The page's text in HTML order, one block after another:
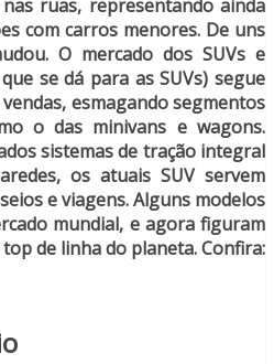
ruas, representando ainda
com carros menores. De uns
O mercado dos SUVs e
se dá para as SUVs) segue
esmagando segmentos
o das minivans e wagons.
sistemas de tração integral
os atuais SUV servem
e viagens. Alguns modelos
mundial, e agora figuram
de linha do planeta. Confira: